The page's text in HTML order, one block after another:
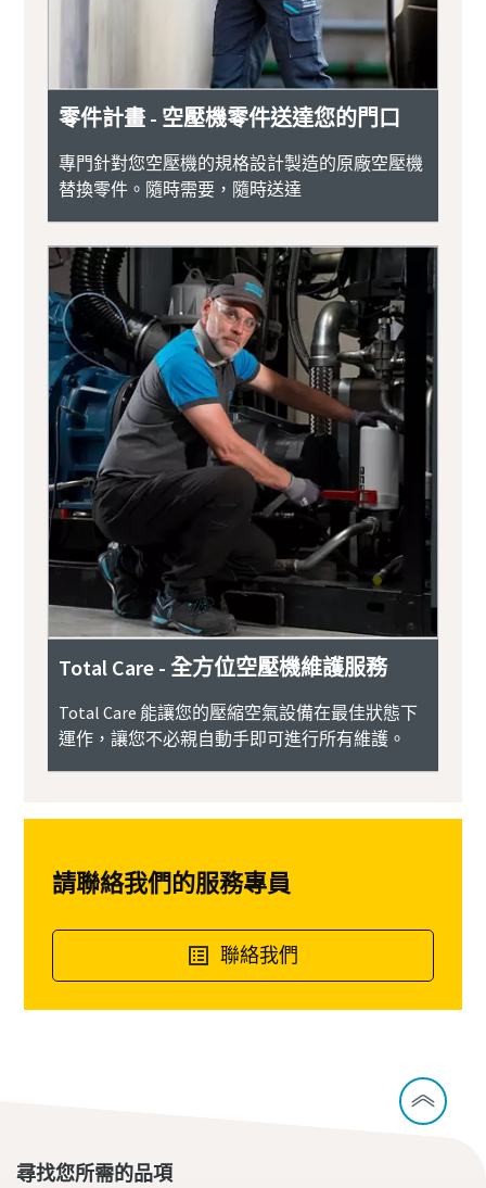
零件計畫 - 空壓機零件送達您的門口
專門針對您空壓機的規格設計製造的原廠空壓機
替換零件。隨時需要，隨時送達
Total Care - 全方位空壓機維護服務
Total Care 能讓您的壓縮空氣設備在最佳狀態下
運作，讓您不必親自動手即可進行所有維護。
請聯絡我們的服務專員
聯絡我們
尋找您所需的品項